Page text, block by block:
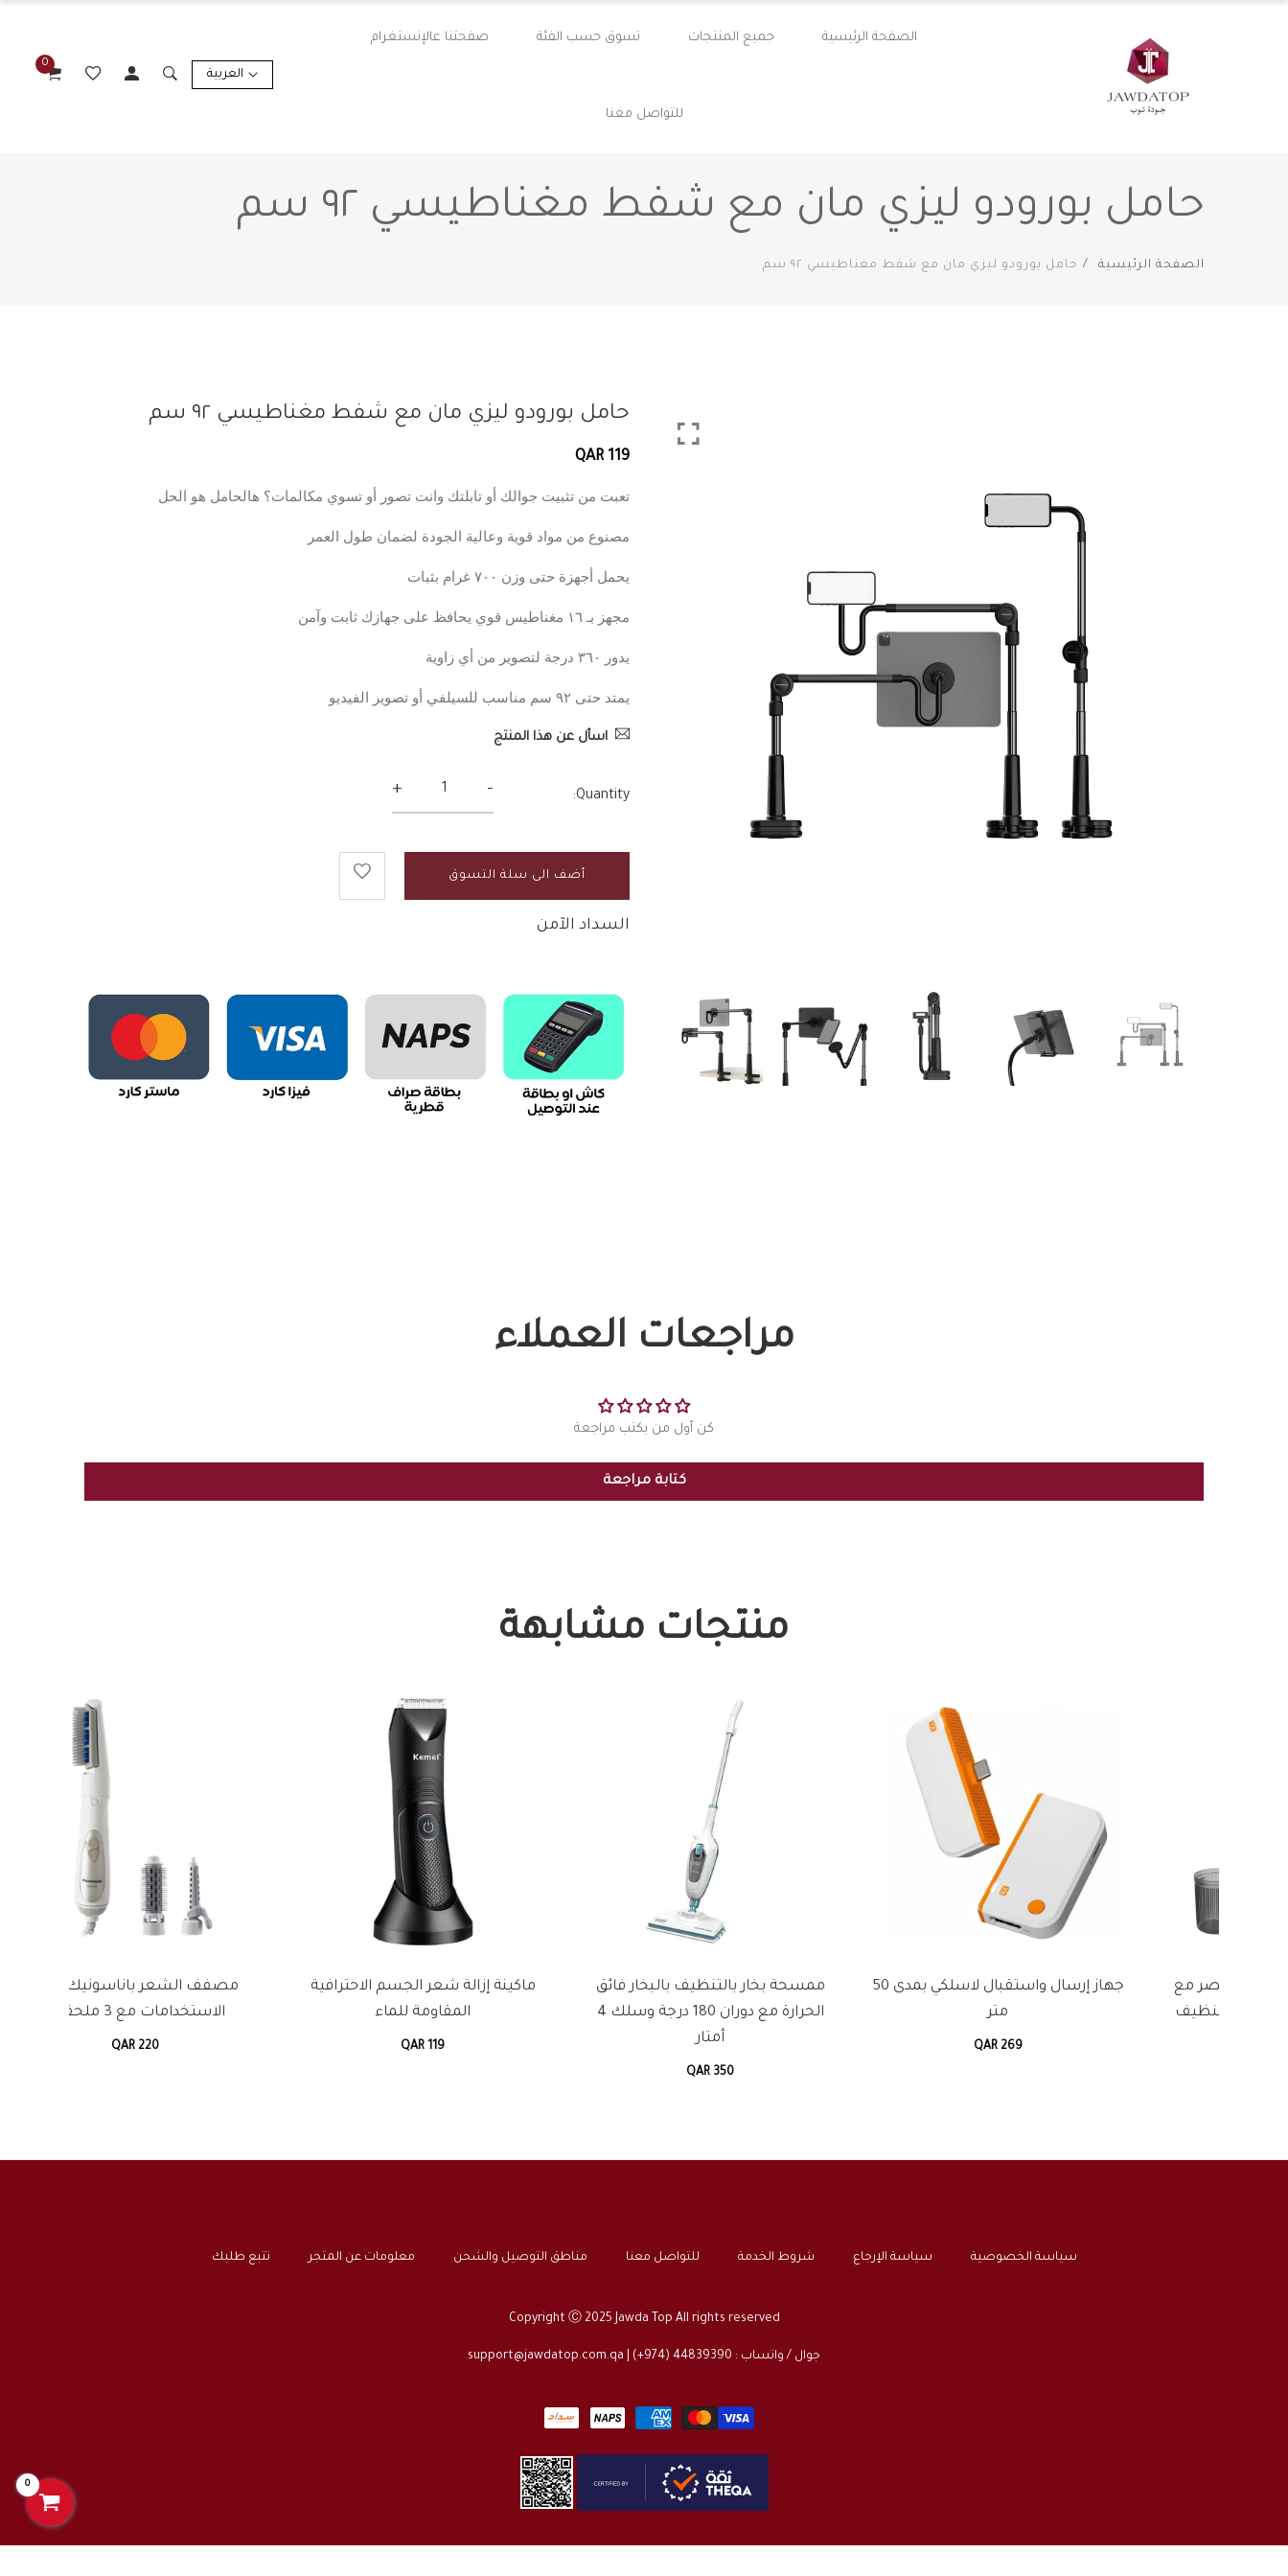
الصفحة الرئيسية جميع المنتجات تسوق حسب الفئة صفحتنا عالإنستغرام
للتواصل معنا
العربية
0
حامل بورودو ليزي مان مع شفط مغناطيسي ٩٢ سم
الصفحة الرئيسية حامل بورودو ليزي مان مع شفط مغناطيسي ٩٢ سم
حامل بورودو ليزي مان مع شفط مغناطيسي ٩٢ سم
QAR 119
تعبت من تثبيت جوالك أو تابلتك وانت تصور أو تسوي مكالمات؟ هالحامل هو الحل
مصنوع من مواد قوية وعالية الجودة لضمان طول العمر
يحمل أجهزة حتى وزن ٧٠٠ غرام بثبات
مجهز بـ ١٦ مغناطيس قوي يحافظ على جهازك ثابت وآمن
يدور ٣٦٠ درجة لتصوير من أي زاوية
يمتد حتى ٩٢ سم مناسب للسيلفي أو تصوير الفيديو
اسأل عن هذا المنتج
Quantity:
-
+
أضف الى سلة التسوق
السداد الآمن
مراجعات العملاء
كن أول من يكتب مراجعة
كتابة مراجعة
منتجات مشابهة
ممسحة بخار بالتنظيف بالبخار فائق
ماكينة إزالة شعر الجسم الاحترافية
المقاومة للماء
مصفف الشعر باناسونيك ثلاثي
مسدس الغسيل 3 في 1 من جرين ليون
سياسة الخصوصية سياسة الإرجاع شروط الخدمة للتواصل معنا مناطق التوصيل والشحن معلومات عن المتجر تتبع طلبك
Copyright Ⓒ 2025 Jawda Top All rights reserved
جوال / واتساب : 44839390 (974+) | support@jawdatop.com.qa
0